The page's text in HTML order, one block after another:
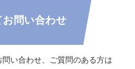
問い合わせ
い合わせ、ご質問のある方は